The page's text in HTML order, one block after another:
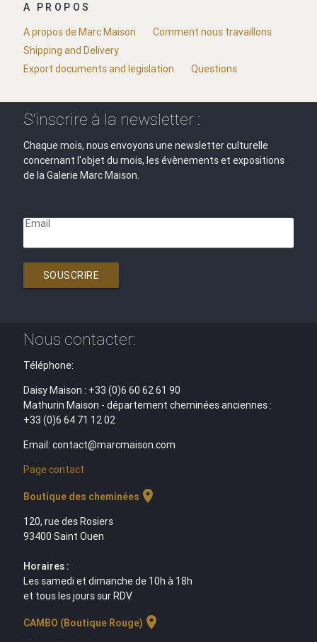
A PROPOS
A propos de Marc Maison
Comment nous travaillons
Shipping and Delivery
Export documents and legislation
Questions
S'inscrire à la newsletter :
Chaque mois, nous envoyons une newsletter culturelle
concernant l'objet du mois, les évènements et expositions
de la Galerie Marc Maison.
Email
SOUSCRIRE
Nous contacter:
Téléphone:
Daisy Maison : +33 (0)6 60 62 61 90
Mathurin Maison - département cheminées anciennes :
+33 (0)6 64 71 12 02
Email: contact@marcmaison.com
Page contact
Boutique des cheminées location_on
120, rue des Rosiers
93400 Saint Ouen
Horaires :
Les samedi et dimanche de 10h à 18h
et tous les jours sur RDV.
CAMBO (Boutique Rouge) location_on